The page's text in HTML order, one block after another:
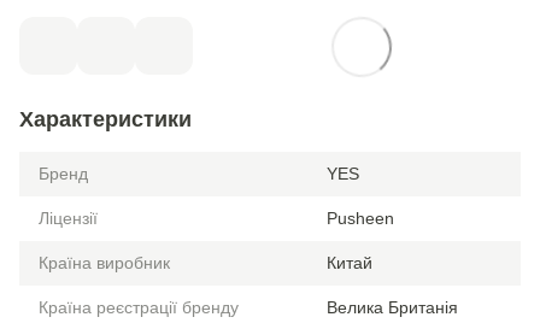
Характеристики
Бренд YES
Ліцензії Pusheen
Країна виробник Китай
Країна реєстрації бренду Велика Британія